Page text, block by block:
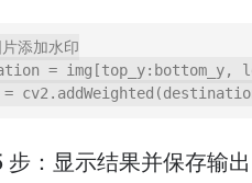
添加水印
= img[top_y:bottom_y,
：显示结果并保存输出